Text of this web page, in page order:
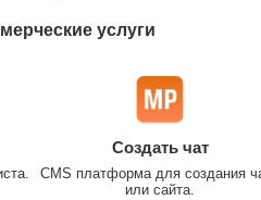
услуги
Создать чат
CMS платформа для создания
или сайта.